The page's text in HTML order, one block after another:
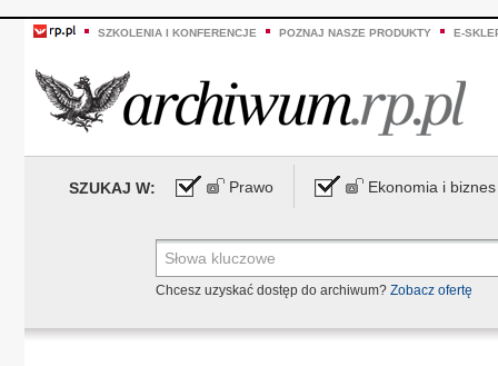
SZKOLENIA I KONFERENCJE POZNAJ NASZE PRODUKTY E-
SZUKAJ W: Prawo Ekonomia i biznes
Chcesz uzyskać dostęp do archiwum? Zobacz ofertę